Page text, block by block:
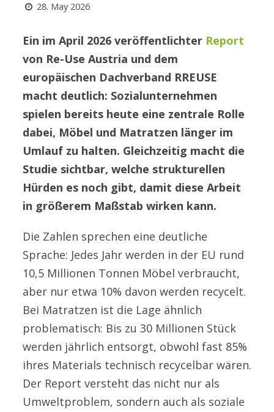
28. May 2026
Ein im April 2026 veröffentlichter Report
von Re-Use Austria und dem
europäischen Dachverband RREUSE
macht deutlich: Sozialunternehmen
spielen bereits heute eine zentrale Rolle
dabei, Möbel und Matratzen länger im
Umlauf zu halten. Gleichzeitig macht die
Studie sichtbar, welche strukturellen
Hürden es noch gibt, damit diese Arbeit
in größerem Maßstab wirken kann.
Die Zahlen sprechen eine deutliche
Sprache: Jedes Jahr werden in der EU rund
10,5 Millionen Tonnen Möbel verbraucht,
aber nur etwa 10% davon werden recycelt.
Bei Matratzen ist die Lage ähnlich
problematisch: Bis zu 30 Millionen Stück
werden jährlich entsorgt, obwohl fast 85%
ihres Materials technisch recycelbar wären.
Der Report versteht das nicht nur als
Umweltproblem, sondern auch als soziale